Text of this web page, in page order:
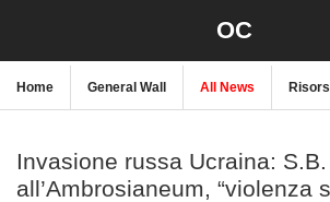
OC
Home General Wall All News
Invasione russa Ucraina:
all’Ambrosianeum, “violenza